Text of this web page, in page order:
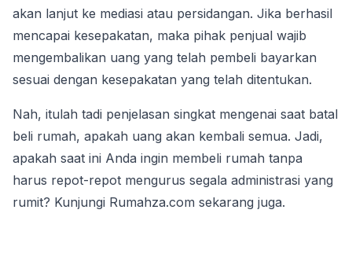
akan lanjut ke mediasi atau persidangan. Jika berhasil
mencapai kesepakatan, maka pihak penjual wajib
mengembalikan uang yang telah pembeli bayarkan
sesuai dengan kesepakatan yang telah ditentukan.
Nah, itulah tadi penjelasan singkat mengenai saat batal
beli rumah, apakah uang akan kembali semua. Jadi,
apakah saat ini Anda ingin membeli rumah tanpa
harus repot-repot mengurus segala administrasi yang
rumit? Kunjungi Rumahza.com sekarang juga.